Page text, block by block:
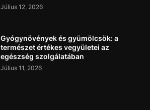
Július 12, 2026
Gyógynövények és gyümölcsök: a
természet értékes vegyületei az
egészség szolgálatában
Július 11, 2026